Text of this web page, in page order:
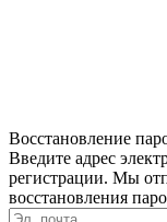
Восстановление
Введите адрес
регистрации. Мы
восстановления